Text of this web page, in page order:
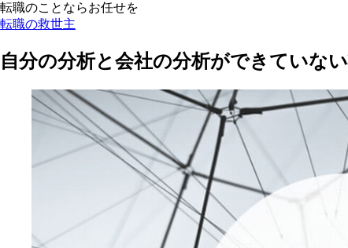
転職のことならお任せを
転職の救世主
自分の分析と会社の分析ができていな